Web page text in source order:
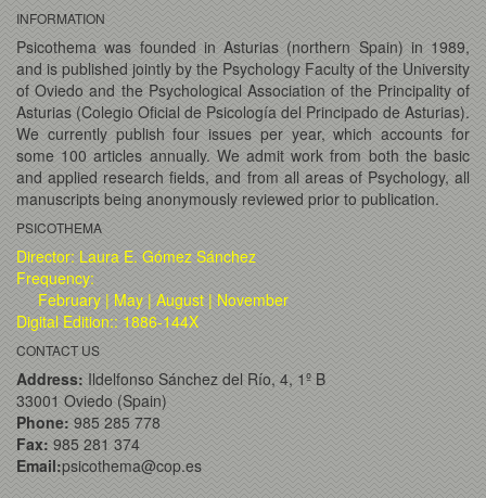
INFORMATION
Psicothema was founded in Asturias (northern Spain) in 1989,
and is published jointly by the Psychology Faculty of the University
of Oviedo and the Psychological Association of the Principality of
Asturias (Colegio Oficial de Psicología del Principado de Asturias).
We currently publish four issues per year, which accounts for
some 100 articles annually. We admit work from both the basic
and applied research fields, and from all areas of Psychology, all
manuscripts being anonymously reviewed prior to publication.
PSICOTHEMA
Director: Laura E. Gómez Sánchez
Frequency:
February | May | August | November
Digital Edition:: 1886-144X
CONTACT US
Address: Ildelfonso Sánchez del Río, 4, 1º B
33001 Oviedo (Spain)
Phone: 985 285 778
Fax: 985 281 374
Email:psicothema@cop.es